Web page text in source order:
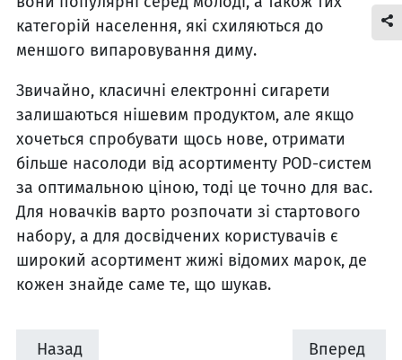
категорій населення, які схиляються до
меншого випаровування диму.
Звичайно, класичні електронні сигарети
залишаються нішевим продуктом, але якщо
хочеться спробувати щось нове, отримати
більше насолоди від асортименту POD-систем
за оптимальною ціною, тоді це точно для вас.
Для новачків варто розпочати зі стартового
набору, а для досвідчених користувачів є
широкий асортимент жижі відомих марок, де
кожен знайде саме те, що шукав.
Назад Вперед